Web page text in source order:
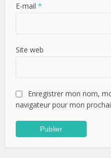
E-mail*
Site web
Enregistrer mon nom,
navigateur pour mon